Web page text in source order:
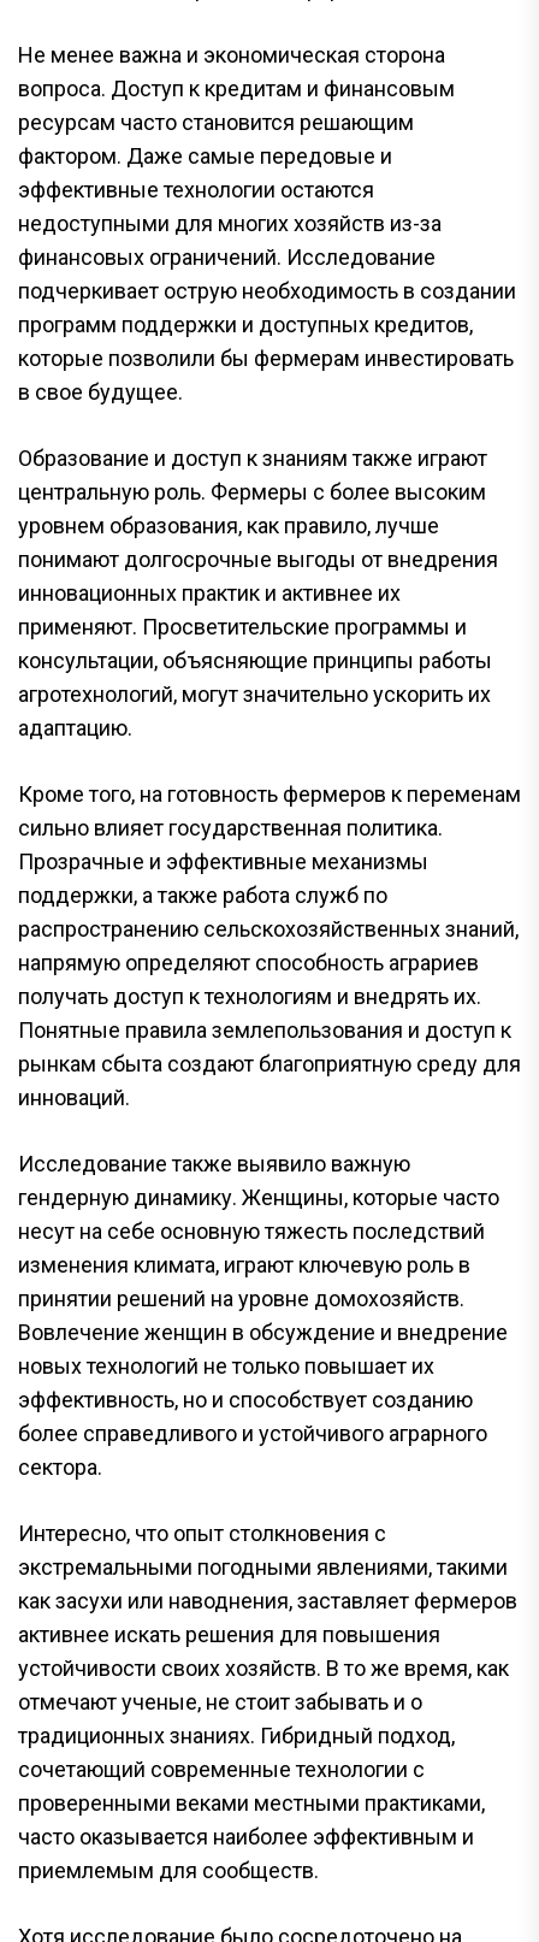
Не менее важна и экономическая сторона
вопроса. Доступ к кредитам и финансовым
ресурсам часто становится решающим
фактором. Даже самые передовые и
эффективные технологии остаются
недоступными для многих хозяйств из-за
финансовых ограничений. Исследование
подчеркивает острую необходимость в создании
программ поддержки и доступных кредитов,
которые позволили бы фермерам инвестировать
в свое будущее.
Образование и доступ к знаниям также играют
центральную роль. Фермеры с более высоким
уровнем образования, как правило, лучше
понимают долгосрочные выгоды от внедрения
инновационных практик и активнее их
применяют. Просветительские программы и
консультации, объясняющие принципы работы
агротехнологий, могут значительно ускорить их
адаптацию.
Кроме того, на готовность фермеров к переменам
сильно влияет государственная политика.
Прозрачные и эффективные механизмы
поддержки, а также работа служб по
распространению сельскохозяйственных знаний,
напрямую определяют способность аграриев
получать доступ к технологиям и внедрять их.
Понятные правила землепользования и доступ к
рынкам сбыта создают благоприятную среду для
инноваций.
Исследование также выявило важную
гендерную динамику. Женщины, которые часто
несут на себе основную тяжесть последствий
изменения климата, играют ключевую роль в
принятии решений на уровне домохозяйств.
Вовлечение женщин в обсуждение и внедрение
новых технологий не только повышает их
эффективность, но и способствует созданию
более справедливого и устойчивого аграрного
сектора.
Интересно, что опыт столкновения с
экстремальными погодными явлениями, такими
как засухи или наводнения, заставляет фермеров
активнее искать решения для повышения
устойчивости своих хозяйств. В то же время, как
отмечают ученые, не стоит забывать и о
традиционных знаниях. Гибридный подход,
сочетающий современные технологии с
проверенными веками местными практиками,
часто оказывается наиболее эффективным и
приемлемым для сообществ.
Хотя исследование было сосредоточено на